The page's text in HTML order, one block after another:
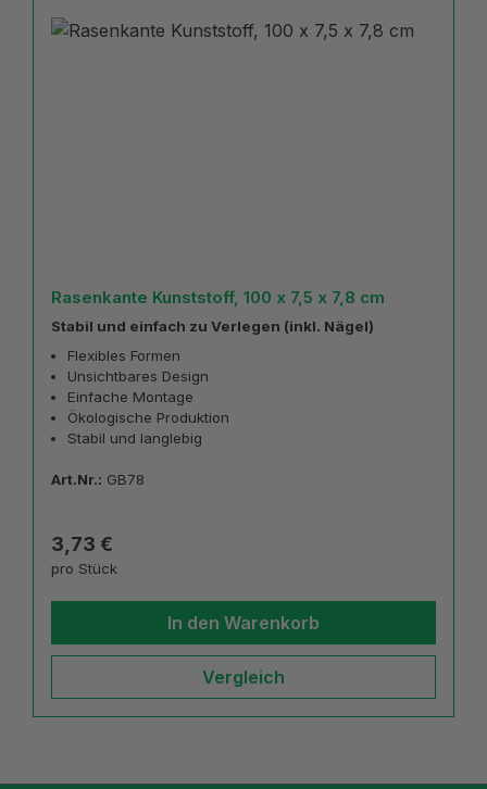
Rasenkante Kunststoff, 100 x 7,5 x 7,8 cm
Stabil und einfach zu Verlegen (inkl. Nägel)
Flexibles Formen
Unsichtbares Design
Einfache Montage
Ökologische Produktion
Stabil und langlebig
Art.Nr.: GB78
Regulärer Preis:
3,73 €
pro Stück
In den Warenkorb
Vergleich